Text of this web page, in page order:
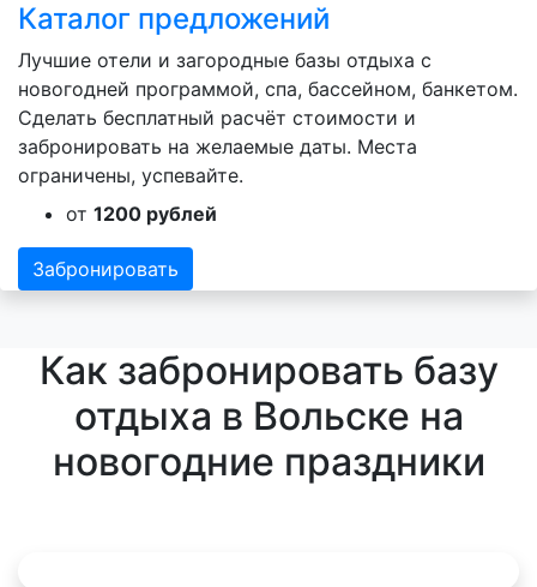
Каталог предложений
Лучшие отели и загородные базы отдыха с
новогодней программой, спа, бассейном, банкетом.
Сделать бесплатный расчёт стоимости и
забронировать на желаемые даты. Места
ограничены, успевайте.
от 1200 рублей
Забронировать
Как забронировать базу
отдыха в Вольске на
новогодние праздники